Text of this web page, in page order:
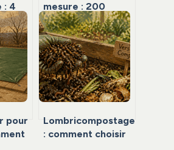
: 4
mesure : 200
microns et 75 cm
de débord pour
une protection
durable
pour
Lombricompostage
: comment choisir